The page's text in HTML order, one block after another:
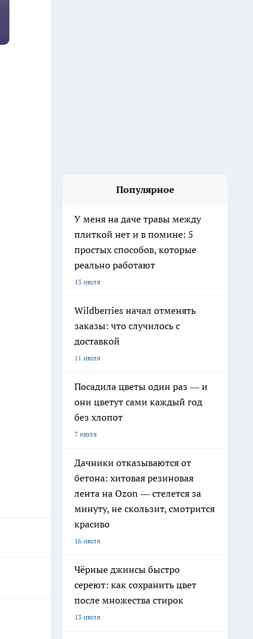
Популярное
У меня на даче травы между
плиткой нет и в помине: 5
простых способов, которые
реально работают
13 июля
Wildberries начал отменять
заказы: что случилось с
доставкой
11 июля
Посадила цветы один раз — и
они цветут сами каждый год
без хлопот
7 июля
Дачники отказываются от
бетона: хитовая резиновая
лента на Ozon — стелется за
минуту, не скользит, смотрится
красиво
16 июля
Чёрные джинсы быстро
сереют: как сохранить цвет
после множества стирок
13 июля